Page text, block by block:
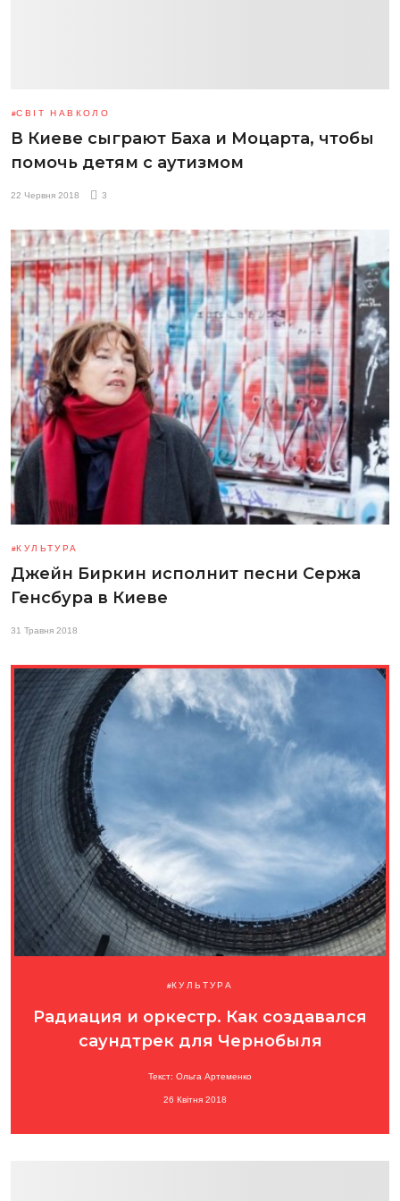
СВІТ НАВКОЛО
В Киеве сыграют Баха и Моцарта, чтобы
помочь детям с аутизмом
22 Червня 2018 3
КУЛЬТУРА
Джейн Биркин исполнит песни Сержа
Генсбура в Киеве
31 Травня 2018
КУЛЬТУРА
Радиация и оркестр. Как создавался
саундтрек для Чернобыля
Текст: Ольга Артеменко
26 Квітня 2018